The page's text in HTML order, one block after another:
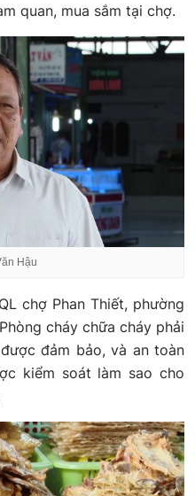
quan, mua sắm tại chợ.
Hậu
chợ Phan Thiết, phường
cháy chữa cháy phải
đảm bảo, và an toàn
kiểm soát làm sao cho